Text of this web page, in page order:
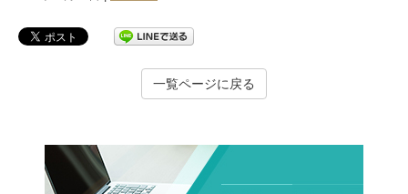
一覧ページに戻る